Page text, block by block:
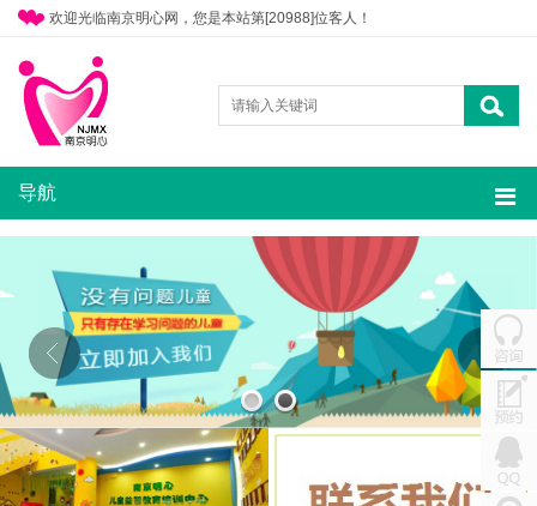
欢迎光临南京明心网，您是本站第[20988]位客人！
导航